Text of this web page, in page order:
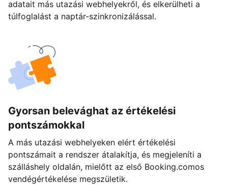
adatait más utazási webhelyekről, és elkerülheti a
túlfoglalást a naptár-szinkronizálással.
Gyorsan belevághat az értékelési
pontszámokkal
A más utazási webhelyeken elért értékelési
pontszámait a rendszer átalakítja, és megjeleníti a
szálláshely oldalán, mielőtt az első Booking.comos
vendégértékelése megszületik.